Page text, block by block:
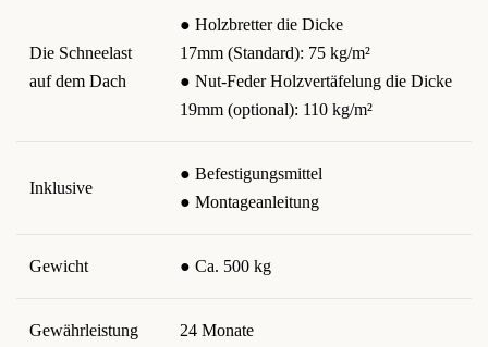
Die Schneelast
auf dem Dach
● Holzbretter die Dicke
17mm (Standard): 75 kg/m²
● Nut-Feder Holzvertäfelung die Dicke
19mm (optional): 110 kg/m²
Inklusive
● Befestigungsmittel
● Montageanleitung
Gewicht ● Ca. 500 kg
Gewährleistung 24 Monate